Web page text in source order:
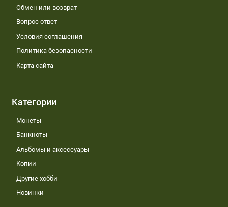
Обмен или возврат
Вопрос ответ
Условия соглашения
Политика безопасности
Карта сайта
Категории
Монеты
Банкноты
Альбомы и аксессуары
Копии
Другие хобби
Новинки